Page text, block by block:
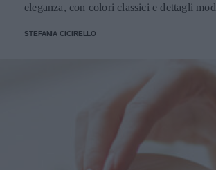
eleganza, con colori classici e dettagli
STEFANIA CICIRELLO